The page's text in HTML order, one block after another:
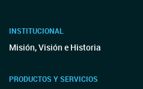
INSTITUCIONAL
Misión, Visión e Historia
PRODUCTOS Y SERVICIOS